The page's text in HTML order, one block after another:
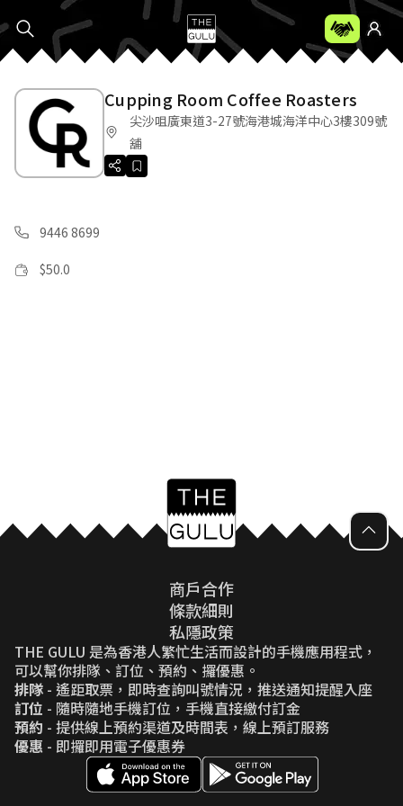
Cupping Room Coffee Roasters
尖沙咀廣東道3-27號海港城海洋中心3樓309號
舖
9446 8699
$50.0
商戶合作
條款細則
私隱政策
THE GULU 是為香港人繁忙生活而設計的手機應用程式，
可以幫你排隊、訂位、預約、攞優惠。
排隊 - 遙距取票，即時查詢叫號情況，推送通知提醒入座
訂位 - 隨時隨地手機訂位，手機直接繳付訂金
預約 - 提供線上預約渠道及時間表，線上預訂服務
優惠 - 即攞即用電子優惠券